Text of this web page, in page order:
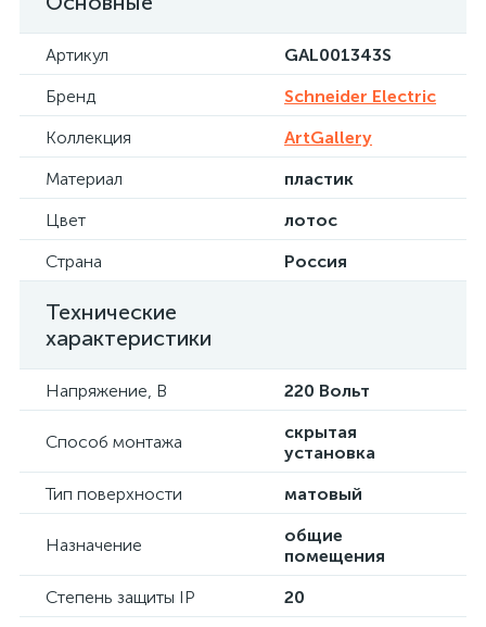
Артикул
GAL001343S
Бренд
Schneider Electric
Коллекция
ArtGallery
Материал
пластик
Цвет
лотос
Страна
Россия
Технические
характеристики
Напряжение, В 220 Вольт
Способ монтажа
скрытая
установка
Тип поверхности
матовый
Назначение
общие
помещения
Степень защиты IP
20